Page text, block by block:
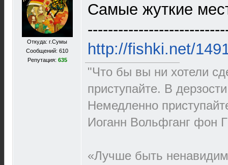
Откуда: г.Сумы
Сообщений: 610
Репутация: 635
Самые жуткие
http://fishki.net/
"Что бы вы ни хотели
приступайте. В
Немедленно
Иоганн Вольфганг фон
«Лучше быть